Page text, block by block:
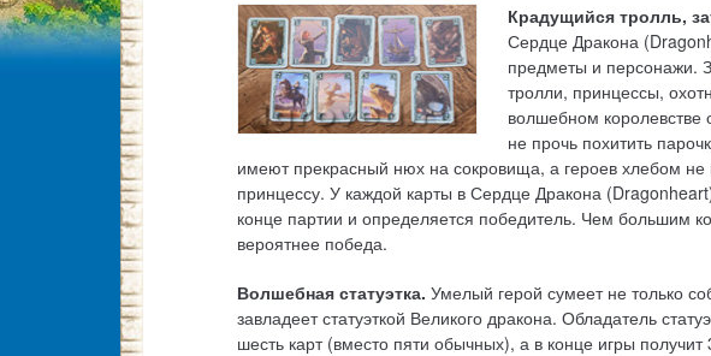
Крадущийся тролль,
Сердце Дракона
предметы и персонажи.
тролли, принцессы,
волшебном королевстве
не прочь похитить
имеют прекрасный нюх на сокровища, а героев хлебом не
принцессу. У каждой карты в Сердце Дракона
конце партии и определяется победитель. Чем большим
вероятнее победа.
Волшебная статуэтка. Умелый герой сумеет не только
завладеет статуэткой Великого дракона. Обладатель
шесть карт (вместо пяти обычных), а в конце игры